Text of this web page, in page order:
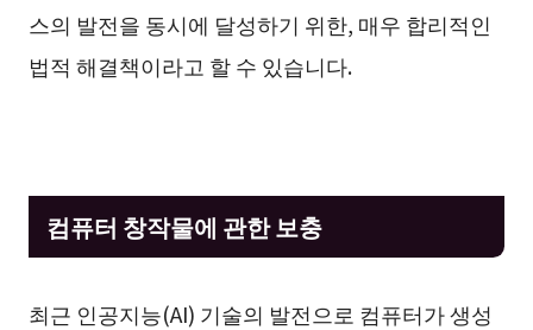
스의 발전을 동시에 달성하기 위한, 매우 합리적인
법적 해결책이라고 할 수 있습니다.
컴퓨터 창작물에 관한 보충
최근 인공지능(AI) 기술의 발전으로 컴퓨터가 생성